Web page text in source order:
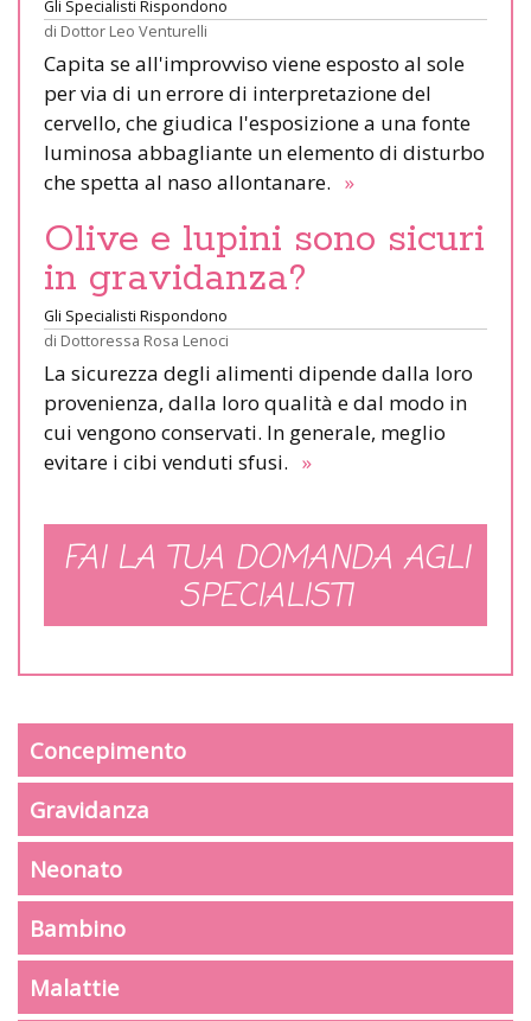
Gli Specialisti Rispondono
di Dottor Leo Venturelli
Capita se all'improvviso viene esposto al sole
per via di un errore di interpretazione del
cervello, che giudica l'esposizione a una fonte
luminosa abbagliante un elemento di disturbo
che spetta al naso allontanare. »
Olive e lupini sono sicuri
in gravidanza?
Gli Specialisti Rispondono
di Dottoressa Rosa Lenoci
La sicurezza degli alimenti dipende dalla loro
provenienza, dalla loro qualità e dal modo in
cui vengono conservati. In generale, meglio
evitare i cibi venduti sfusi. »
FAI LA TUA DOMANDA AGLI
SPECIALISTI
Concepimento
Gravidanza
Neonato
Bambino
Malattie